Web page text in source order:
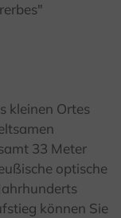
kleinen Ortes
33 Meter
optische
können Sie